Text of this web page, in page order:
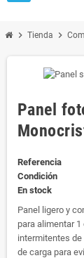
chevron_right Tienda chevron_right
Panel
Referencia
Condición
En stock
Panel ligero y
para alimentar
intermitentes
de carga para